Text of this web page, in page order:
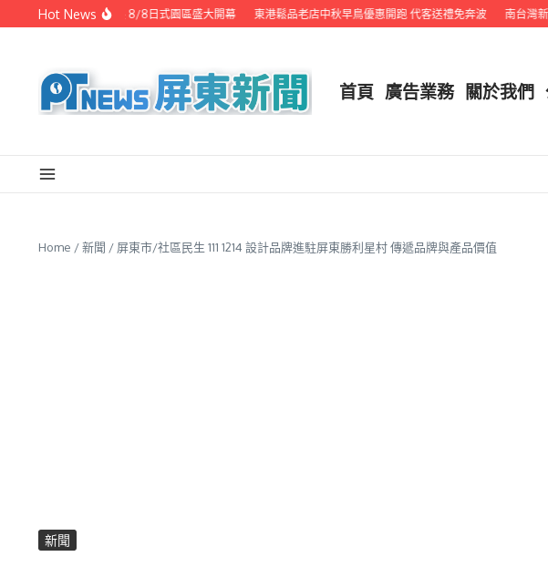
Skip to content
Hot News
潮州之美職人攝影展 8/8日式園區盛大開幕 東港鬆品老店中秋早鳥優惠開跑 代客送禮免奔波 南台灣新聞
首頁 廣告業務 關於我們
Home /新聞 / 屏東市/社區民生 111 1214 設計品牌進駐屏東勝利星村 傳遞品牌與產品價值
新聞